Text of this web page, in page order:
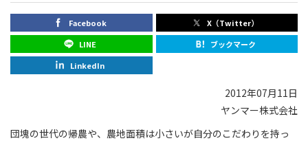
Facebook
X（Twitter）
LINE
ブックマーク
LinkedIn
2012年07月11日
ヤンマー株式会社
団塊の世代の帰農や、農地面積は小さいが自分のこだわりを持っ